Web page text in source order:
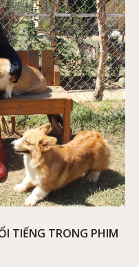
TIẾNG TRONG PHIM